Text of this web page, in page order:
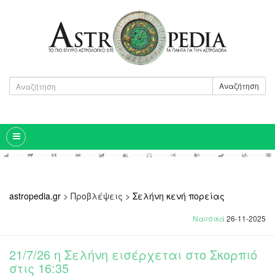
Αναζήτηση
astropedia.gr > Προβλέψεις > Σελήνη κενή πορείας
Ναυσικά 26-11-2025
21/7/26 η Σελήνη εισέρχεται στο Σκορπιό
στις 16:35